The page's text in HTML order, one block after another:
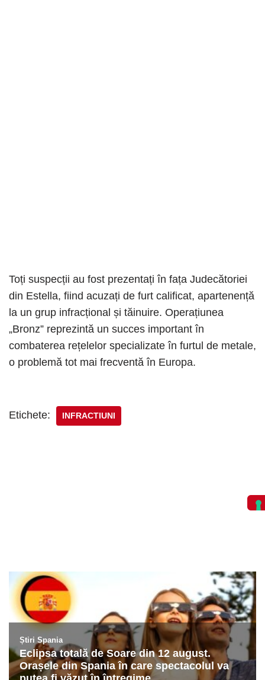
Toți suspecții au fost prezentați în fața Judecătoriei
din Estella, fiind acuzați de furt calificat, apartenență
la un grup infracțional și tăinuire. Operațiunea
„Bronz” reprezintă un succes important în
combaterea rețelelor specializate în furtul de metale,
o problemă tot mai frecventă în Europa.
Etichete: INFRACTIUNI